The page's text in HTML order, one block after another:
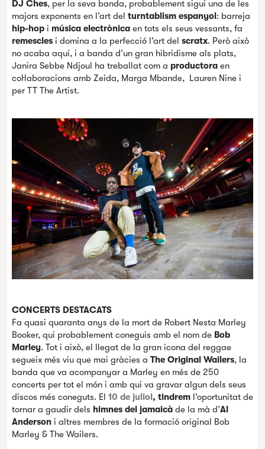
DJ Ches, per la seva banda, probablement sigui una de les
majors exponents en l’art del turntablism espanyol: barreja
hip-hop i música electrònica en tots els seus vessants, fa
remescles i domina a la perfecció l’art del scratx. Però això
no acaba aquí, i a banda d’un gran hibridisme als plats,
Janira Sebbe Ndjoul ha treballat com a productora en
col·laboracions amb Zeida, Marga Mbande, Lauren Nine i
per TT The Artist.
CONCERTS DESTACATS
Fa quasi quaranta anys de la mort de Robert Nesta Marley
Booker, qui probablement coneguis amb el nom de Bob
Marley. Tot i això, el llegat de la gran icona del reggae
segueix més viu que mai gràcies a The Original Wailers, la
banda que va acompanyar a Marley en més de 250
concerts per tot el món i amb qui va gravar algun dels seus
discos més coneguts. El 10 de juliol, tindrem l’oportunitat de
tornar a gaudir dels himnes del jamaicà de la mà d’Al
Anderson i altres membres de la formació original Bob
Marley & The Wailers.